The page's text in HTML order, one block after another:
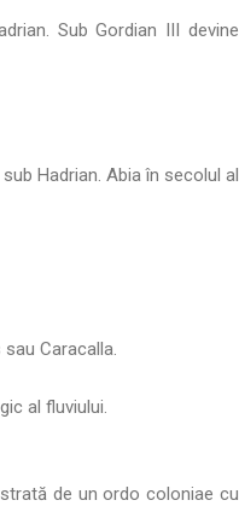
Sub Gordian III devine
Hadrian. Abia în secolul al
Caracalla.
al fluviului.
de un ordo coloniae cu